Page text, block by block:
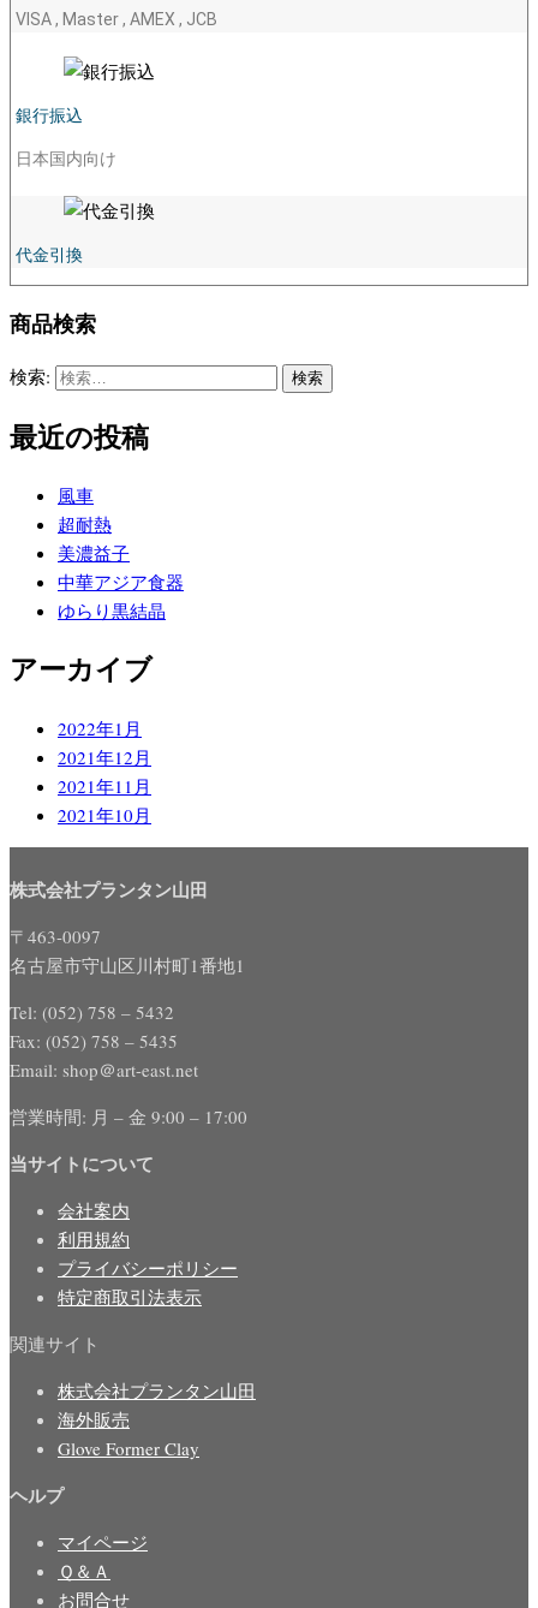
VISA , Master , AMEX , JCB
銀行振込
日本国内向け
代金引換
商品検索
検索:
最近の投稿
風車
超耐熱
美濃益子
中華アジア食器
ゆらり黒結晶
アーカイブ
2022年1月
2021年12月
2021年11月
2021年10月
株式会社プランタン山田
〒463-0097
名古屋市守山区川村町1番地1
Tel: (052) 758 – 5432
Fax: (052) 758 – 5435
Email: shop＠art-east.net
営業時間: 月 – 金 9:00 – 17:00
当サイトについて
会社案内
利用規約
プライバシーポリシー
特定商取引法表示
関連サイト
株式会社プランタン山田
海外販売
Glove Former Clay
ヘルプ
マイページ
Ｑ＆Ａ
お問合せ